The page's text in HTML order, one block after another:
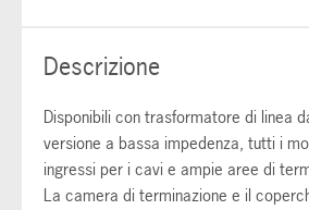
Descrizione
Disponibili con trasformatore di linea
versione a bassa impedenza, tutti i
ingressi per i cavi e ampie aree di
La camera di terminazione e il